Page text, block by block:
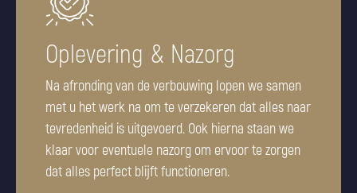
Oplevering & Nazorg
Na afronding van de verbouwing lopen we samen
met u het werk na om te verzekeren dat alles naar
tevredenheid is uitgevoerd. Ook hierna staan we
klaar voor eventuele nazorg om ervoor te zorgen
dat alles perfect blijft functioneren.